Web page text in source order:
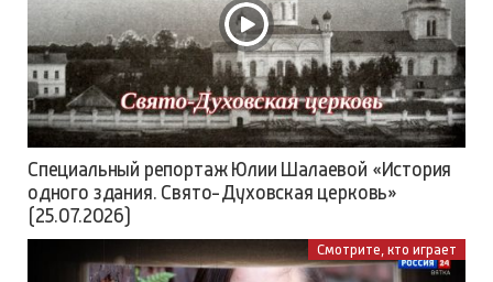
Специальный репортаж Юлии Шалаевой «История
одного здания. Свято-Духовская церковь»
(25.07.2026)
Смотрите, кто играет